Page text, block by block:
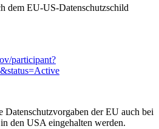
dem EU-US-Datenschutzschild
participant?
Datenschutzvorgaben der EU auch bei
den USA eingehalten werden.